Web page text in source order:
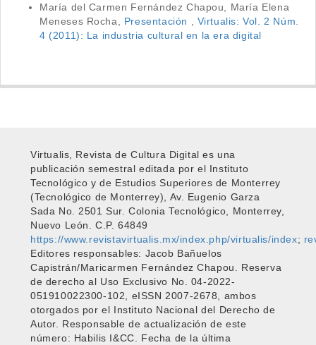
María del Carmen Fernández Chapou, María Elena
Meneses Rocha, Presentación
Virtualis: Vol. 2 Núm.
4 (2011): La industria cultural en la era digital
Virtualis, Revista de Cultura Digital es una
publicación semestral editada por el Instituto
Tecnológico y de Estudios Superiores de Monterrey
(Tecnológico de Monterrey), Av. Eugenio Garza
Sada No. 2501 Sur. Colonia Tecnológico, Monterrey,
Nuevo León. C.P. 64849
https://www.revistavirtualis.mx/index.php/virtualis/index;
Editores responsables: Jacob Bañuelos
Capistrán/Maricarmen Fernández Chapou. Reserva
de derecho al Uso Exclusivo No. 04-2022-
051910022300-102, eISSN 2007-2678, ambos
otorgados por el Instituto Nacional del Derecho de
Autor. Responsable de actualización de este
número: Habilis I&CC. Fecha de la última